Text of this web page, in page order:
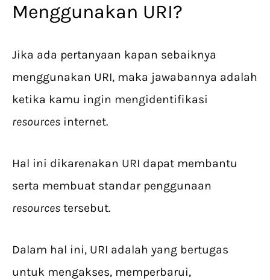
Menggunakan URI?
Jika ada pertanyaan kapan sebaiknya
menggunakan URI, maka jawabannya adalah
ketika kamu ingin mengidentifikasi
resources internet.
Hal ini dikarenakan URI dapat membantu
serta membuat standar penggunaan
resources tersebut.
Dalam hal ini, URI adalah yang bertugas
untuk mengakses, memperbarui,